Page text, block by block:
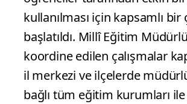
kullanılması için kapsamlı bir
başlatıldı. Millî Eğitim
koordine edilen çalışmalar
il merkezi ve ilçelerde
bağlı tüm eğitim kurumları ile